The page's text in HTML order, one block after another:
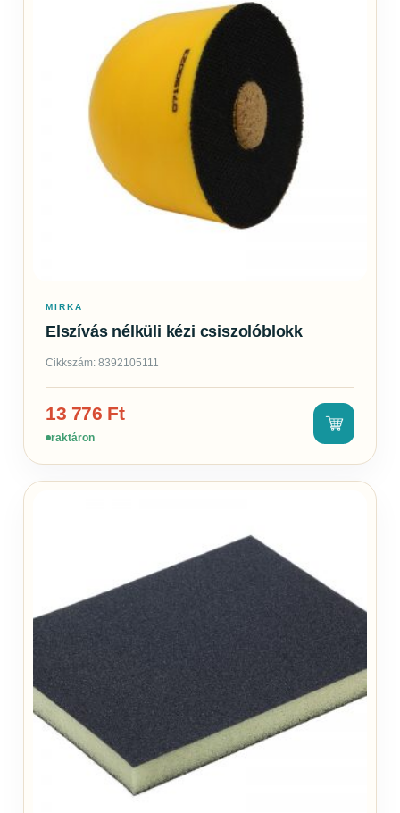
MIRKA
Elszívás nélküli kézi csiszolóblokk
Cikkszám: 8392105111
13 776 Ft
raktáron